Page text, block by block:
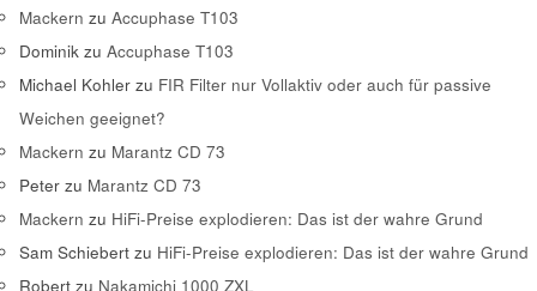
Mackern zu Accuphase T103
Dominik zu Accuphase T103
Michael Kohler zu FIR Filter nur Vollaktiv oder auch für passive
Weichen geeignet?
Mackern zu Marantz CD 73
Peter zu Marantz CD 73
Mackern zu HiFi-Preise explodieren: Das ist der wahre Grund
Sam Schiebert zu HiFi-Preise explodieren: Das ist der wahre Grund
Robert zu Nakamichi 1000 ZXL